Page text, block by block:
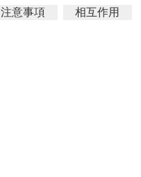
注意事項
相互作用